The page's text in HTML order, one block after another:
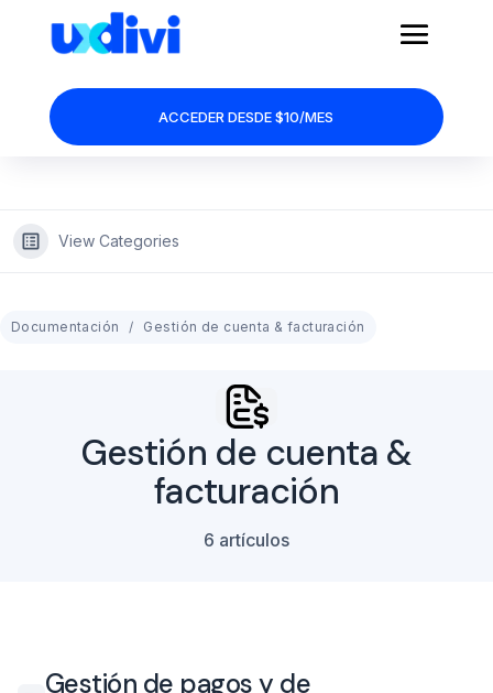
ACCEDER DESDE $10/MES
View Categories
Documentación Gestión de cuenta & facturación
Gestión de cuenta &
facturación
6 artículos
Gestión de pagos y de